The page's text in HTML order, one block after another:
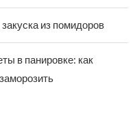
из помидоров
в панировке: как